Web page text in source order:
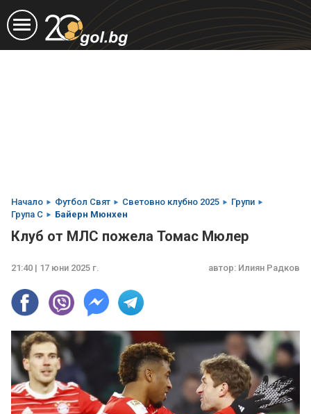
Начало Футбол Свят Световно клубно 2025
Групи
Група C
Байерн Мюнхен
Клуб от МЛС пожела Томас Мюлер
21:40 | 17 юни 2025 г. автор: Илиян Радков